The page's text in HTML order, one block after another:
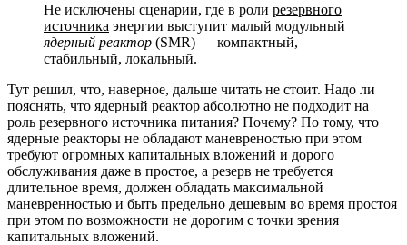
Не исключены сценарии, где в роли резервного
источника энергии выступит малый модульный
ядерный реактор (SMR) — компактный,
стабильный, локальный.
Тут решил, что, наверное, дальше читать не стоит. Надо ли
пояснять, что ядерный реактор абсолютно не подходит на
роль резервного источника питания? Почему? По тому, что
ядерные реакторы не обладают маневреностью при этом
требуют огромных капитальных вложений и дорого
обслуживания даже в простое, а резерв не требуется
длительное время, должен обладать максимальной
маневренностью и быть предельно дешевым во время простоя
при этом по возможности не дорогим с точки зрения
капитальных вложений.